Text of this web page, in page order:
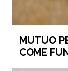
MUTUO
COME